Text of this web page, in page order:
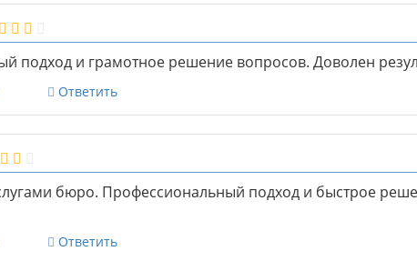
подход и грамотное решение вопросов. Доволен
Ответить
бюро. Профессиональный подход и быстрое
Ответить